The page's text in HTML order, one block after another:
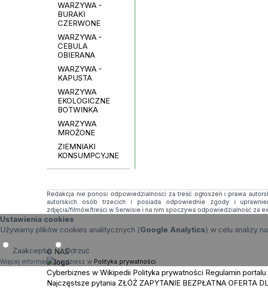
WARZYWA -
BURAKI
CZERWONE
WARZYWA -
CEBULA
OBIERANA
WARZYWA -
KAPUSTA
WARZYWA
EKOLOGICZNE
BOTWINKA
WARZYWA
MROŻONE
ZIEMNIAKI
KONSUMPCYJNE
Redakcja nie ponosi odpowiedzialności za treść ogłoszeń i prawa
autorskich osób trzecich i posiada odpowiednie zgody i
zdjęcia/filmów/treści w Serwisie i na nim spoczywa odpowiedzialność za
Ustawienia cookies
Używamy plików cookies analitycznych (Google Analytics) w celu analizy
Zaakceptuj Odrzuć
Więcej informacji znajdziesz w Polityka prywatności.
O NAS
Cyberbiznes w Wikipedii Polityka prywatności Regulamin portalu
Najczęstsze pytania ZŁÓŻ ZAPYTANIE BEZPŁATNA OFERTA